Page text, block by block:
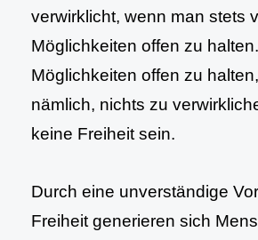
verwirklicht, wenn man stets
Möglichkeiten offen zu halten.
Möglichkeiten offen zu
nämlich, nichts zu
keine Freiheit sein.
Durch eine unverständige
Freiheit generieren sich